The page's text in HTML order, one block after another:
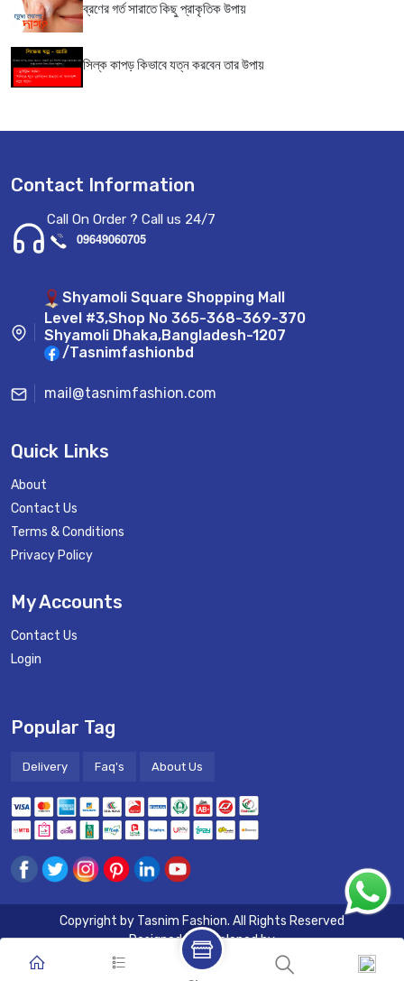
ব্রণের গর্ত সারাতে কিছু প্রাকৃতিক উপায়
সিল্ক কাপড় কিভাবে যত্ন করবেন তার উপায়
Contact Information
Call On Order ? Call us 24/7
09649060705
Shyamoli Square Shopping Mall
Level #3,Shop No 365-368-369-370
Shyamoli Dhaka,Bangladesh-1207
/Tasnimfashionbd
mail@tasnimfashion.com
Quick Links
About
Contact Us
Terms & Conditions
Privacy Policy
My Accounts
Contact Us
Login
Popular Tag
Delivery Faq's About Us
Copyright by Tasnim Fashion. All Rights Reserved
Designed & Developed by